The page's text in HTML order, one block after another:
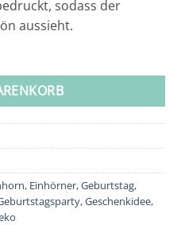
sodass der
aussieht.
, Einhörner,Geburtstag,
,Geschenkidee,